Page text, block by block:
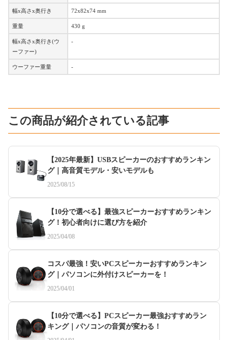
幅x高さx奥行き 72x82x74 mm
重量 430 g
幅x高さx奥行き(ウ
ーファー)
-
ウーファー重量 -
この商品が紹介されている記事
【2025年最新】USBスピーカーのおすすめランキン
グ｜高音質モデル・安いモデルも
2025/08/15
【10分で選べる】最強スピーカーおすすめランキン
グ！初心者向けに選び方を紹介
2025/04/08
コスパ最強！安いPCスピーカーおすすめランキン
グ｜パソコンに外付けスピーカーを！
2025/04/01
【10分で選べる】PCスピーカー最強おすすめラン
キング｜パソコンの音質が変わる！